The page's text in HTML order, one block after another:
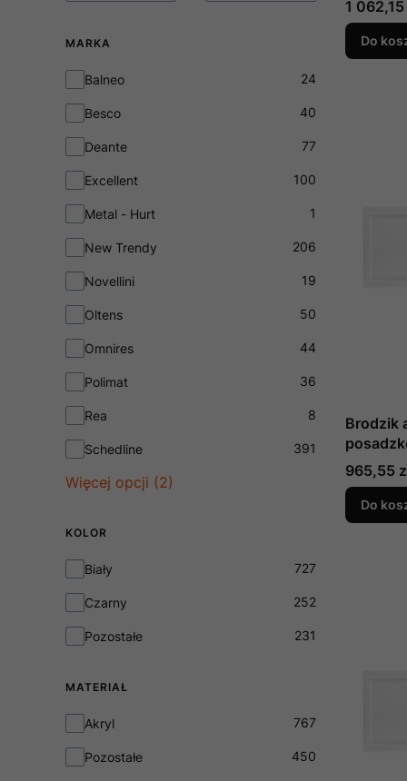
MARKA
Marka
Balneo 24
Besco 40
Deante 77
Excellent 100
Metal - Hurt 1
New Trendy 206
Novellini 19
Oltens 50
Omnires 44
Polimat 36
Rea 8
Schedline 391
Więcej opcji (2)
KOLOR
KolorBiały 727
Czarny 252
Pozostałe 231
MATERIAŁ
Materiał
Akryl 767
Pozostałe 450
Cena
1 062,15
Do
Brodzik
GOLIAT
3 cm
Polimat
Cena
965,55
Do